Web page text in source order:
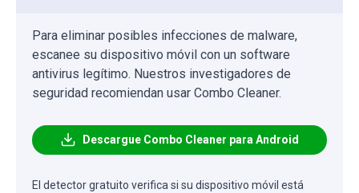
Para eliminar posibles infecciones de malware,
escanee su dispositivo móvil con un software
antivirus legítimo. Nuestros investigadores de
seguridad recomiendan usar Combo Cleaner.
Descargue Combo Cleaner para Android
El detector gratuito verifica si su dispositivo móvil está